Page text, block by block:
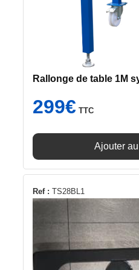
Rallonge de table 1M
299€ TTC
Ajouter
Ref : TS28BL1